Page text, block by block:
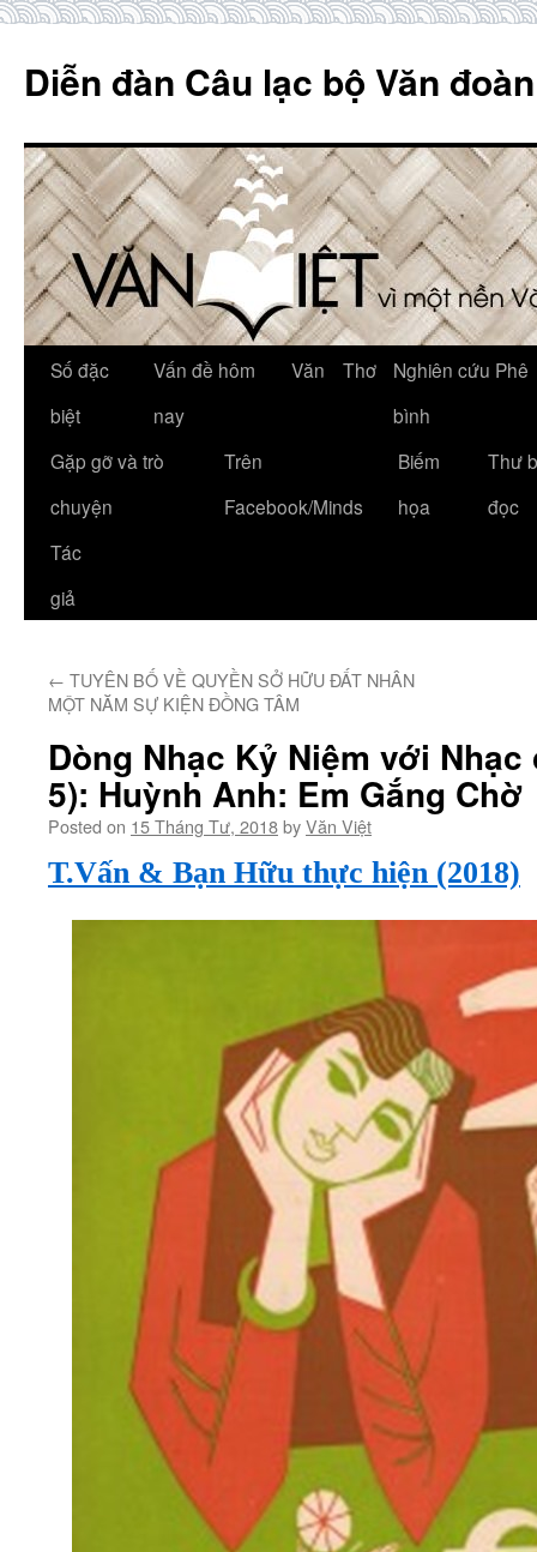
content
Diễn đàn Câu lạc bộ Văn
Số đặc
biệt
Vấn đề hôm
nay
Văn Thơ
Nghiên cứu Phê
bình
Gặp gỡ và trò
chuyện
Trên
Facebook/Minds
Biếm
họa
Thư
đọc
Tác
giả
← TUYÊN BỐ VỀ QUYỀN SỞ HỮU ĐẤT NHÂN
MỘT NĂM SỰ KIỆN ĐỒNG TÂM
Dòng Nhạc Kỷ Niệm với
5): Huỳnh Anh: Em Gắng Chờ
Posted on 15 Tháng Tư, 2018byVăn Việt
T.Vấn & Bạn Hữu thực hiện (2018)